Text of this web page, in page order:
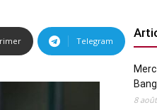
Telegram
8